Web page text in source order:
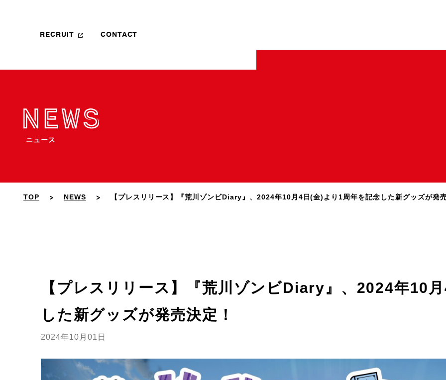
RECRUIT CONTACT
ニュース
TOP NEWS 【プレスリリース】『荒川ゾンビDiary』、2024年10月4日(金)より1周年を記念した新グッズが発
【プレスリリース】『荒川ゾンビDiary』、2024年10
した新グッズが発売決定！
2024年10月01日